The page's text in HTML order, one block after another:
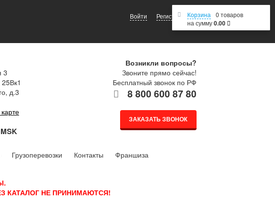
Войти Регистрация
3
д.3
Возникли вопросы?
Звоните прямо сейчас!
Бесплатный звонок по РФ
8 800 600 87 80
ЗАКАЗАТЬ ЗВОНОК
Грузоперевозки Контакты Франшиза
КАТАЛОГ НЕ ПРИНИМАЮТСЯ!
Корзина
0 товаров
на сумму0.00